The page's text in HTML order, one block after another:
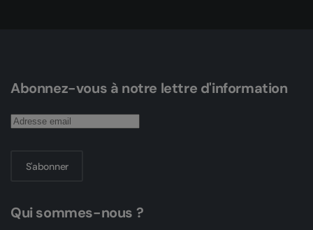
Abonnez-vous à notre lettre d'information
S'abonner
Qui sommes-nous ?